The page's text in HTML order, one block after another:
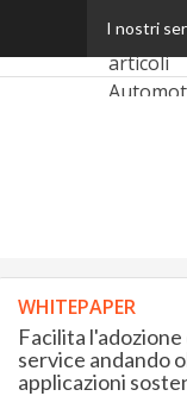
I nostri
Ultimi
articoli
WHITEPAPER
Facilita
service andando
applicazioni